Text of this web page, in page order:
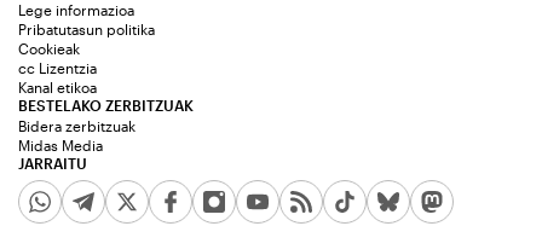
JARRAITU
Lege informazioa
Pribatutasun politika
Cookieak
cc Lizentzia
Kanal etikoa
BESTELAKO ZERBITZUAK
Bidera zerbitzuak
Midas Media